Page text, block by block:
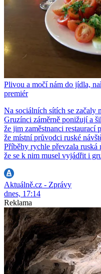
Plivou a močí nám do jídla,
premiér
Na sociálních sítích se začaly
Gruzínci záměrně ponižují a
že jim zaměstnanci
že místní průvodci ruské
Příběhy rychle převzala
že se k nim musel vyjádřit i
Aktuálně.cz - Zprávy
dnes, 17:14
Reklama